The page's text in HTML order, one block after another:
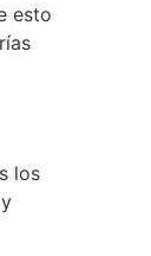
esto
los